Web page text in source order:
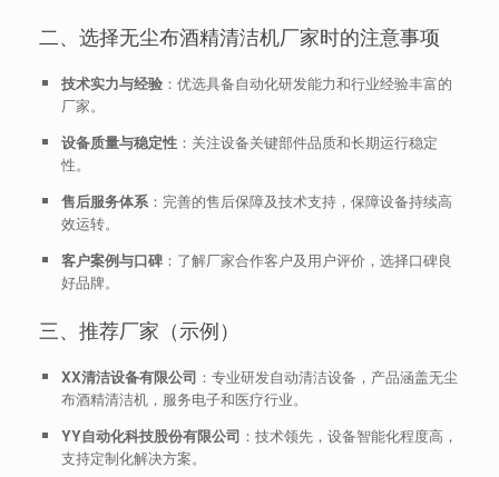
二、选择无尘布酒精清洁机厂家时的注意事项
技术实力与经验：优选具备自动化研发能力和行业经验丰富的
厂家。
设备质量与稳定性：关注设备关键部件品质和长期运行稳定
性。
售后服务体系：完善的售后保障及技术支持，保障设备持续高
效运转。
客户案例与口碑：了解厂家合作客户及用户评价，选择口碑良
好品牌。
三、推荐厂家（示例）
XX清洁设备有限公司 ：专业研发自动清洁设备，产品涵盖无尘
布酒精清洁机，服务电子和医疗行业。
YY自动化科技股份有限公司 ：技术领先，设备智能化程度高，
支持定制化解决方案。